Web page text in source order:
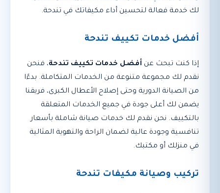
لك خدمة فعالة لتحسين أداء مكيفاتك في تندحة.
أفضل خدمات تكييف تندحة
إذا كنت تبحث عن أفضل خدمات تكييف تندحة، فنحن
نقدم لك مجموعة متنوعة من الخدمات المتكاملة. بدءًا
من الصيانة الدورية وحتى إصلاح الأعطال الكبرى، فريقنا
يضمن لك أعلى جودة في جميع الخدمات المتعلقة
بالتكييف. نحن نقدم لك خدمات صيانة شاملة بأسعار
تنافسية وجودة عالية لضمان الراحة والتهوية المثالية
في منزلك أو مكتبك.
تركيب وصيانة مكيفات تندحة